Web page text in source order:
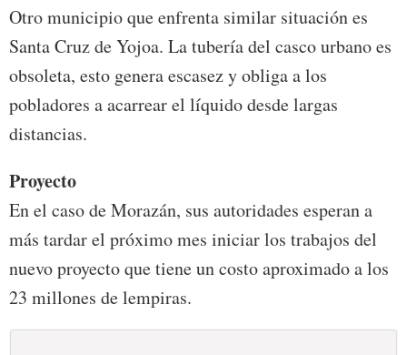
Otro municipio que enfrenta similar situación es
Santa Cruz de Yojoa. La tubería del casco urbano es
obsoleta, esto genera escasez y obliga a los
pobladores a acarrear el líquido desde largas
distancias.
Proyecto
En el caso de Morazán, sus autoridades esperan a
más tardar el próximo mes iniciar los trabajos del
nuevo proyecto que tiene un costo aproximado a los
23 millones de lempiras.